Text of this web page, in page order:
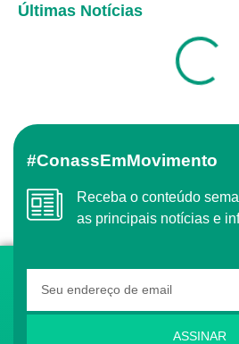
Últimas Notícias
#ConassEmMovimento
Receba o conteúdo
as principais notícias e
ASSINAR